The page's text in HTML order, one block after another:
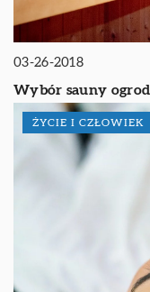
03-26-2018
Wybór sauny
ŻYCIE I CZŁOWIEK